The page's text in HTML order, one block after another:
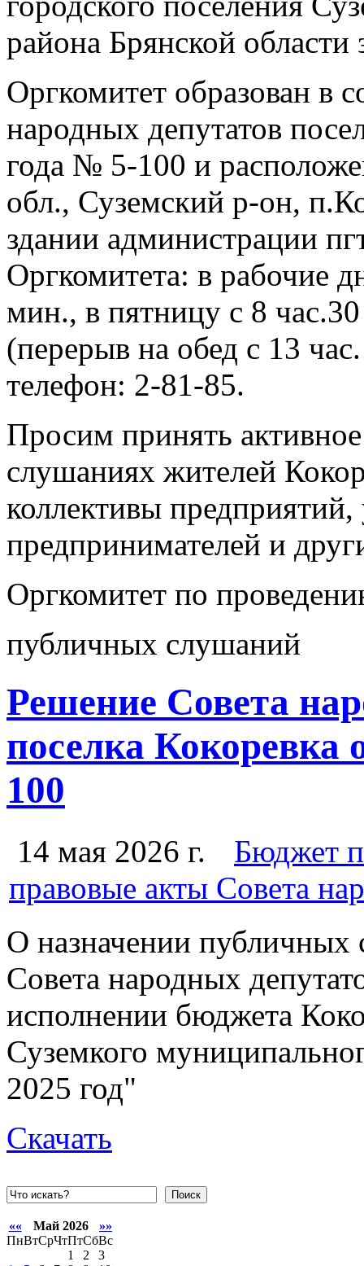
района Брянской области
Оргкомитет образован в
народных депутатов
года № 5-100 и
обл., Суземский р-он,
здании администрации
Оргкомитета: в рабочие
мин., в пятницу с 8
(перерыв на обед с 13
телефон: 2-81-85.
Просим принять
слушаниях жителей
коллективы
предпринимателей и
Оргкомитет по
публичных слушаний
Решение Совета
поселка Кокоревка
100
14 мая 2026 г.
Бюджет
правовые акты Совета
О назначении
Совета народных
исполнении бюджета
Суземкого
2025 год"
Скачать
Поиск
«« Май 2026
»»
ПнВтСрЧтПтСбВс
1
2
3